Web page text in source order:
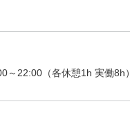
～22:00（各休憩1h 実働8h